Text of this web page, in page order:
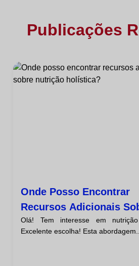
Publicações
Onde Posso Encontrar
Recursos Adicionais
Nutrição Holística?
Olá! Tem interesse em
Excelente escolha! Esta abordagem...